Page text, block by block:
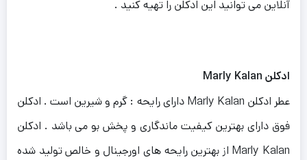
آنلاین می توانید این ادکلن را تهیه کنید .
ادکلن Marly Kalan
عطر ادکلن Marly Kalan دارای رایحه : گرم و شیرین است . ادکلن
فوق دارای بهترین کیفیت ماندگاری و پخش بو می باشد . ادکلن
Marly Kalan از بهترین رایحه های اورجینال و خالص تولید شده